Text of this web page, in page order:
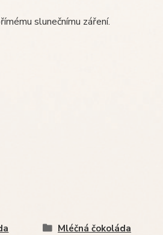
slunečnímu záření.
Mléčná čokoláda